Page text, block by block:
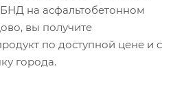
на асфальтобетонном
вы получите
по доступной цене и с
города.